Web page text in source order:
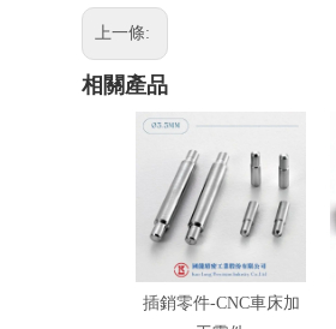
上一條:
相關產品
插銷零件-CNC車床加